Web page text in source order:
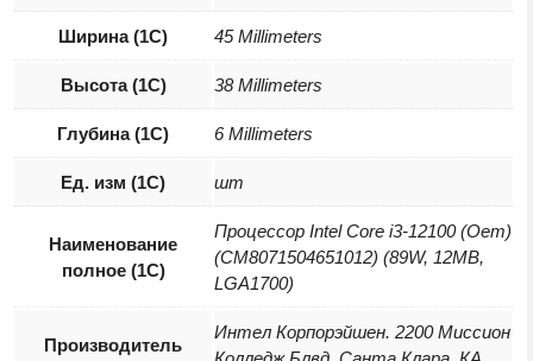
Ширина (1С) 45 Millimeters
Высота (1С) 38 Millimeters
Глубина (1С) 6 Millimeters
Ед. изм (1С) шт
Наименование
полное (1С)
Процессор Intel Core i3-12100 (Oem)
(CM8071504651012) (89W, 12MB,
LGA1700)
Производитель
Интел Корпорэйшен. 2200 Миссион